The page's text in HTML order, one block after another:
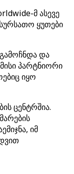
მ ასევე
ყუთები
და
პარტნიორი
იყო
ცენტრშია.
იმ